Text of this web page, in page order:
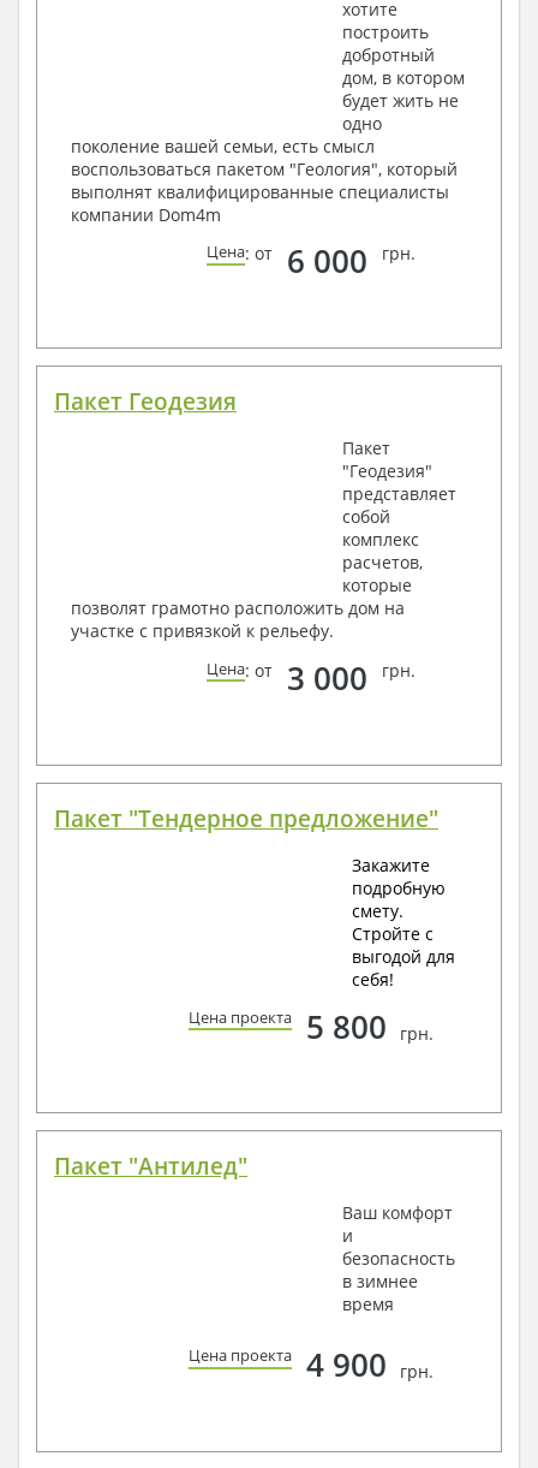
хотите
построить
добротный
дом, в котором
будет жить не
одно
поколение вашей семьи, есть смысл
воспользоваться пакетом "Геология", который
выполнят квалифицированные специалисты
компании Dom4m
Цена: от 6 000 грн.
Пакет Геодезия
Пакет
"Геодезия"
представляет
собой
комплекс
расчетов,
которые
позволят грамотно расположить дом на
участке с привязкой к рельефу.
Цена: от 3 000 грн.
Пакет "Тендерное предложение"
Закажите
подробную
смету.
Стройте с
выгодой для
себя!
Цена проекта 5 800 грн.
Пакет "Антилед"
Ваш комфорт
и
безопасность
в зимнее
время
Цена проекта 4 900 грн.